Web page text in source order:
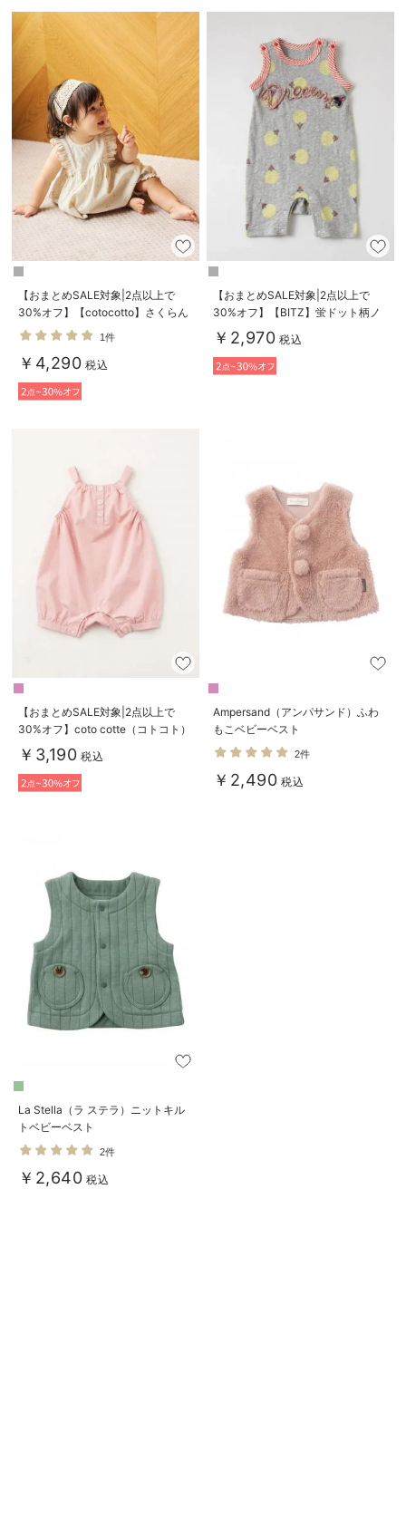
【おまとめSALE対象|2点以上で
30%オフ】【cotocotto】さくらん
ぼ柄ミルキースーツ
1件
￥4,290 税込
【おまとめSALE対象|2点以上で
30%オフ】【BITZ】蛍ドット柄ノ
ースリーブロンパース
￥2,970 税込
【おまとめSALE対象|2点以上で
30%オフ】coto cotte（コトコト）
キャミオール
￥3,190 税込
Ampersand（アンパサンド）ふわ
もこベビーベスト
2件
￥2,490 税込
La Stella（ラ ステラ）ニットキル
トベビーベスト
2件
￥2,640 税込